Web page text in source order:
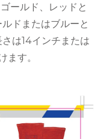
ールド、レッドと
ドまたはブルーと
は14インチまたは
ます。